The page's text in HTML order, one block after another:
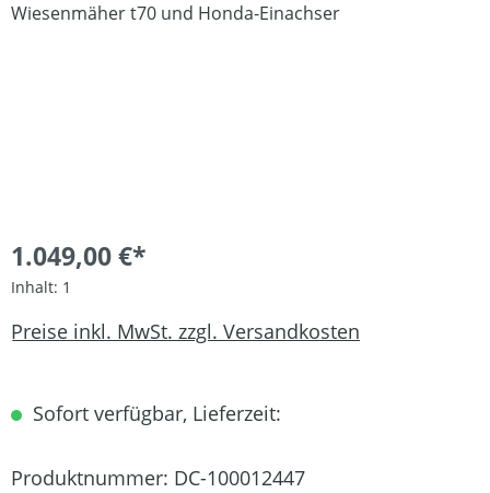
1.049,00 €*
Inhalt: 1
Preise inkl. MwSt. zzgl. Versandkosten
Sofort verfügbar, Lieferzeit:
Produktnummer: DC-100012447